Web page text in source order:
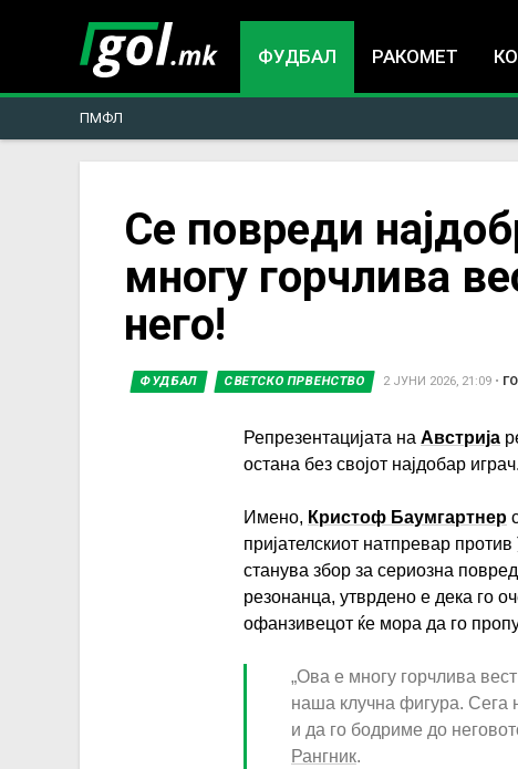
ФУДБАЛ РАКОМЕТ
ПМФЛ
here
Се повреди
многу горчлива
него!
ФУДБАЛ СВЕТСКО ПРВЕНСТВО 2 ЈУНИ 2026, 21:09•
Репрезентацијата на Австрија
остана без својот најдобар играч.
Имено, Кристоф Баумгартнер
пријателскиот натпревар против
станува збор за сериозна
резонанца, утврдено е дека го
офанзивецот ќе мора да го
„Ова е многу горчлива
наша клучна фигура. Сега
и да го бодриме до
Рангник.